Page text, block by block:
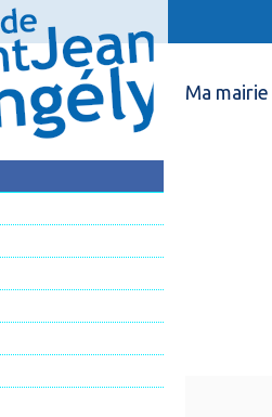
Ma mairie